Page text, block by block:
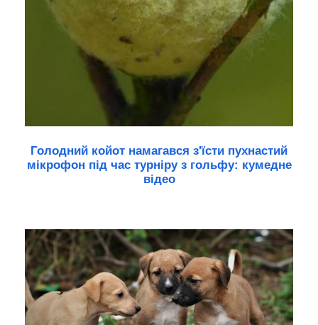
Голодний койот намагався з'їсти пухнастий
мікрофон під час турніру з гольфу: кумедне
відео